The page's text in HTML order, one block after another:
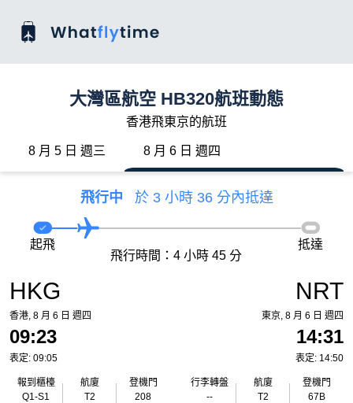
大灣區航空 HB320航班動態
香港飛東京的航班
8 月 5 日 週三 8 月 6 日 週四
飛行中 於 3 小時 36 分內抵達
HKG
香港, 8 月 6 日 週四
09:23
表定: 09:05
報到櫃檯
Q1-S1
航廈
T2
登機門
208
起飛
飛行時間：4 小時 45 分
抵達
NRT
東京, 8 月 6 日 週四
14:31
表定: 14:50
行李轉盤
--
航廈
T2
登機門
67B